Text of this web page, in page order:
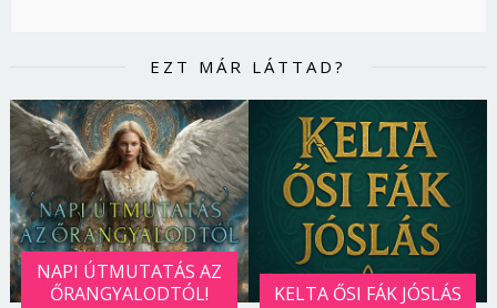
EZT MÁR LÁTTAD?
NAPI ÚTMUTATÁS AZ
ŐRANGYALODTÓL!
KELTA ŐSI FÁK JÓSLÁS